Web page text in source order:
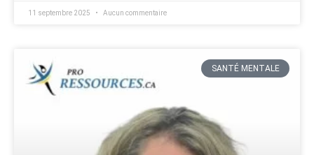
11 septembre 2025 Aucun commentaire
SANTÉ MENTALE